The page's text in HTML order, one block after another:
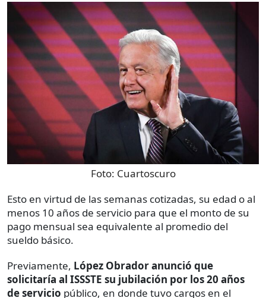
Foto: Cuartoscuro
Esto en virtud de las semanas cotizadas, su edad o al
menos 10 años de servicio para que el monto de su
pago mensual sea equivalente al promedio del
sueldo básico.
Previamente, López Obrador anunció que
solicitaría al ISSSTE su jubilación por los 20 años
de servicio público, en donde tuvo cargos en el